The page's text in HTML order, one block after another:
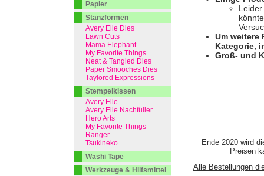
Um weitere
Kategorie,
Groß- und
Ende 2020 wird
Preisen
Alle Bestellungen
Papier
Stanzformen
Avery Elle Dies
Lawn Cuts
Mama Elephant
My Favorite Things
Neat & Tangled Dies
Paper Smooches Dies
Taylored Expressions
Stempelkissen
Avery Elle
Avery Elle Nachfüller
Hero Arts
My Favorite Things
Ranger
Tsukineko
Washi Tape
Werkzeuge & Hilfsmittel